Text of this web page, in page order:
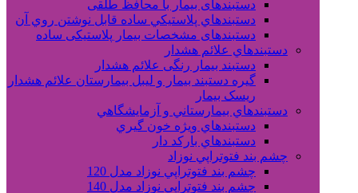
دستبندهای بیمار با محافظ طلقی
دستبندهاي پلاستيکي ساده قابل نوشتن روي آن
دستبندهای مشخصات بیمار پلاستیکی ساده
دستبندهاي علائم هشدار
دستبند بیمار رنگی علائم هشدار
گیره دستبند بیمار و لیبل بیمارستان علائم هشدار
ریسک بیمار
دستبندهاي بيمارستاني و آزمايشگاهي
دستبندهاي ويژه خون گيري
دستبندهاي بارکد دار
چشم بند فتوتراپي نوزاد
چشم بند فتوتراپي نوزاد مدل 120
چشم بند فتوتراپي نوزاد مدل 140